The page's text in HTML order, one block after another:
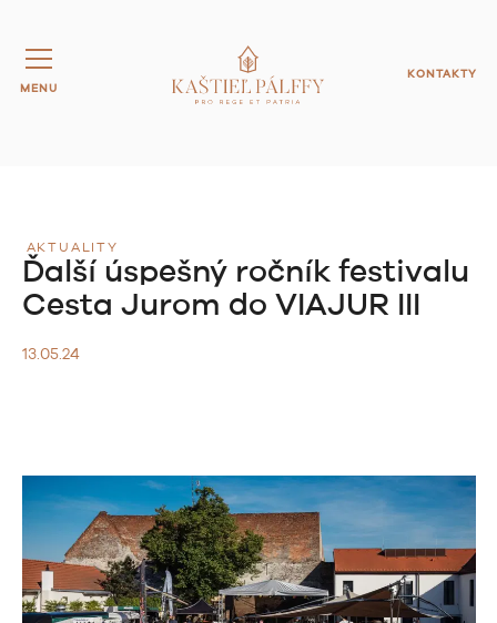
MENU
KONTAKTY
AKTUALITY
Ďalší úspešný ročník festivalu
Cesta Jurom do VIAJUR III
13.05.24